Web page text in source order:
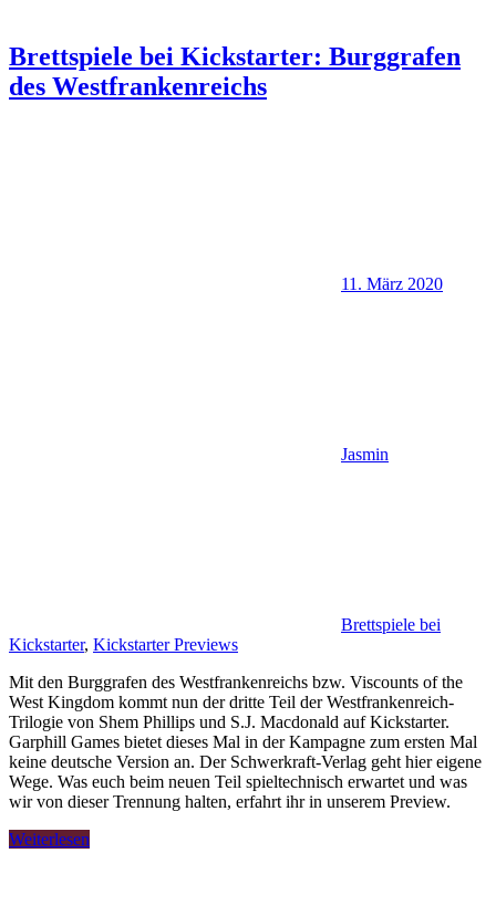
Brettspiele bei Kickstarter: Burggrafen
des Westfrankenreichs
11. März 2020
Jasmin
Brettspiele bei
Kickstarter, Kickstarter Previews
Mit den Burggrafen des Westfrankenreichs bzw. Viscounts of the
West Kingdom kommt nun der dritte Teil der Westfrankenreich-
Trilogie von Shem Phillips und S.J. Macdonald auf Kickstarter.
Garphill Games bietet dieses Mal in der Kampagne zum ersten Mal
keine deutsche Version an. Der Schwerkraft-Verlag geht hier eigene
Wege. Was euch beim neuen Teil spieltechnisch erwartet und was
wir von dieser Trennung halten, erfahrt ihr in unserem Preview.
Weiterlesen